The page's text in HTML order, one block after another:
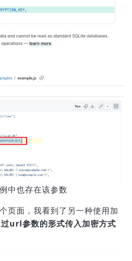
中也存在该参数
页面，我看到了另一种使用加
url参数的形式传入加密方式